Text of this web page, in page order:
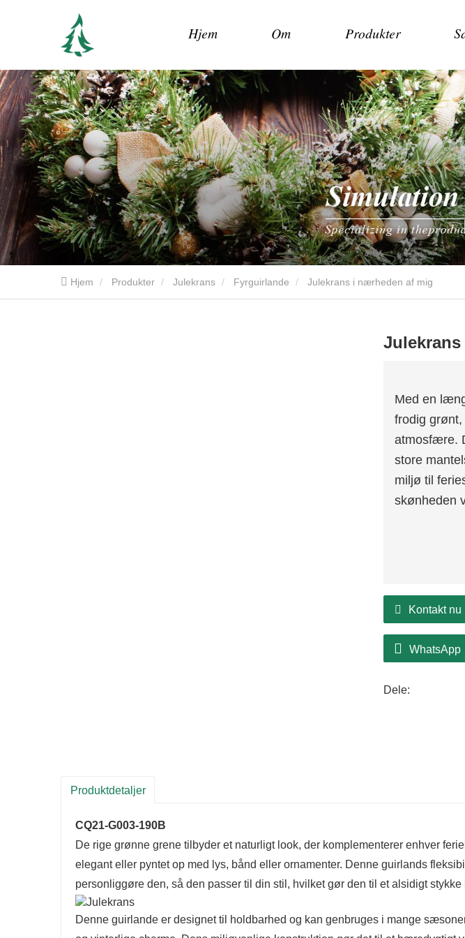
Hjem Om Produkter
Hjem Produkter Julekrans Fyrguirlande Julekrans i nærheden af ​​mig
Med en
frodig
atmosfære.
store
miljø til
skønheden
Kontakt nu
WhatsApp
Dele:
Produktdetaljer
CQ21-G003-190B
De rige grønne grene tilbyder et naturligt look, der komplementerer enhver
elegant eller pyntet op med lys, bånd eller ornamenter. Denne guirlands
personliggøre den, så den passer til din stil, hvilket gør den til et alsidigt
Denne guirlande er designet til holdbarhed og kan genbruges i mange